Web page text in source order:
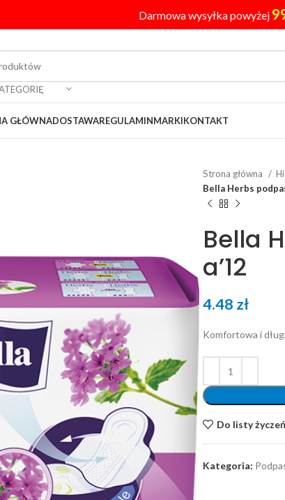
Darmowa wysyłka powyżej
GŁÓWNADOSTAWAREGULAMINMARKIKONTAKT
Strona główna
Bella Herbs
Bella
a’12
4.48 zł
Komfortowa i
Do listy życzeń
Kategoria: